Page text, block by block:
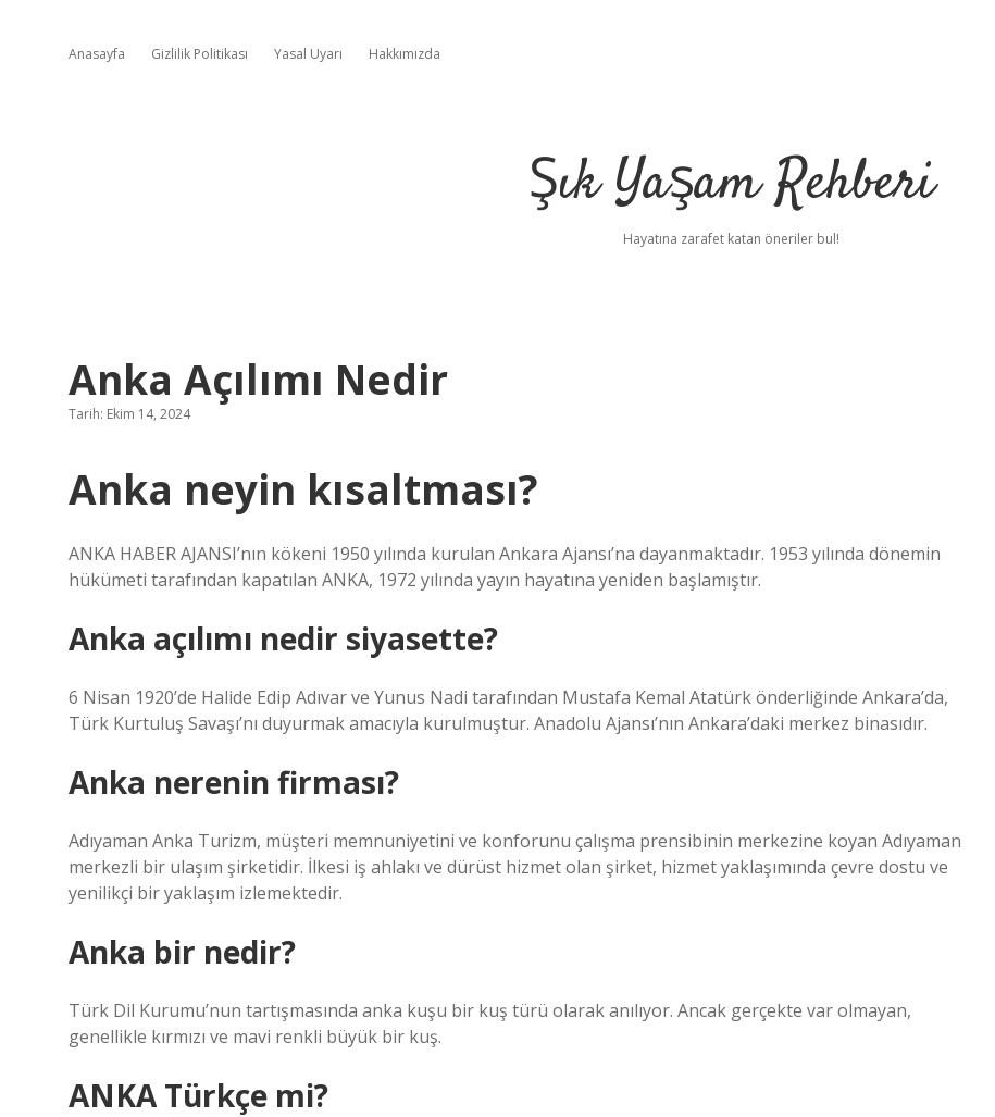
Anasayfa Gizlilik Politikası Yasal Uyarı Hakkımızda
Şık Yaşam Rehberi
Hayatına zarafet katan öneriler bul!
Anka Açılımı Nedir
Tarih: Ekim 14, 2024
Anka neyin kısaltması?
ANKA HABER AJANSI’nın kökeni 1950 yılında kurulan Ankara Ajansı’na dayanmaktadır. 1953 yılında dönemin
hükümeti tarafından kapatılan ANKA, 1972 yılında yayın hayatına yeniden başlamıştır.
Anka açılımı nedir siyasette?
6 Nisan 1920’de Halide Edip Adıvar ve Yunus Nadi tarafından Mustafa Kemal Atatürk önderliğinde Ankara’da,
Türk Kurtuluş Savaşı’nı duyurmak amacıyla kurulmuştur. Anadolu Ajansı’nın Ankara’daki merkez binasıdır.
Anka nerenin firması?
Adıyaman Anka Turizm, müşteri memnuniyetini ve konforunu çalışma prensibinin merkezine koyan Adıyaman
merkezli bir ulaşım şirketidir. İlkesi iş ahlakı ve dürüst hizmet olan şirket, hizmet yaklaşımında çevre dostu ve
yenilikçi bir yaklaşım izlemektedir.
Anka bir nedir?
Türk Dil Kurumu’nun tartışmasında anka kuşu bir kuş türü olarak anılıyor. Ancak gerçekte var olmayan,
genellikle kırmızı ve mavi renkli büyük bir kuş.
ANKA Türkçe mi?